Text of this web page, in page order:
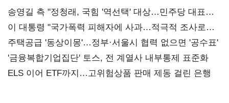
송영길 측 "정청래, 국힘 '역선택' 대상…민주당 대표로
총선 지휘 못해"
이 대통령 "국가폭력 피해자에 사과…적극적 조사로
진실 밝혀야"
주택공급 '동상이몽'…정부·서울시 협력 없으면 '공수표'
'금융복합기업집단' 토스, 전 계열사 내부통제 표준화
ELS 이어 ETF까지…고위험상품 판매 제동 걸린 은행